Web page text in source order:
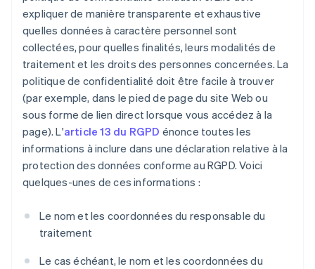
expliquer de manière transparente et exhaustive
quelles données à caractère personnel sont
collectées, pour quelles finalités, leurs modalités de
traitement et les droits des personnes concernées. La
politique de confidentialité doit être facile à trouver
(par exemple, dans le pied de page du site Web ou
sous forme de lien direct lorsque vous accédez à la
page). L'article 13 du RGPD énonce toutes les
informations à inclure dans une déclaration relative à la
protection des données conforme au RGPD. Voici
quelques-unes de ces informations :
Le nom et les coordonnées du responsable du
traitement
Le cas échéant, le nom et les coordonnées du